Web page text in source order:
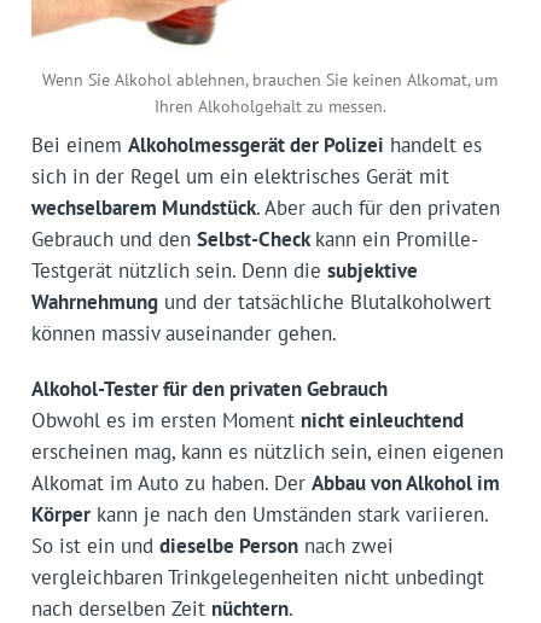
Wenn Sie Alkohol ablehnen, brauchen Sie keinen Alkomat, um
Ihren Alkoholgehalt zu messen.
Bei einem Alkoholmessgerät der Polizei handelt es
sich in der Regel um ein elektrisches Gerät mit
wechselbarem Mundstück. Aber auch für den privaten
Gebrauch und den Selbst-Checkkann ein Promille-
Testgerät nützlich sein. Denn die subjektive
Wahrnehmungund der tatsächliche Blutalkoholwert
können massiv auseinander gehen.
Alkohol-Tester für den privaten Gebrauch
Obwohl es im ersten Moment nicht einleuchtend
erscheinen mag, kann es nützlich sein, einen eigenen
Alkomat im Auto zu haben. Der Abbau von Alkohol im
Körperkann je nach den Umständen stark variieren.
So ist ein und dieselbe Personnach zwei
vergleichbaren Trinkgelegenheiten nicht unbedingt
nach derselben Zeit nüchtern.